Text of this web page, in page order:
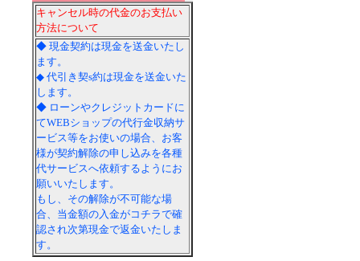
キャンセル時の代金のお支払い
方法について
◆ 現金契約は現金を送金いたし
ます。
◆ 代引き契s約は現金を送金いた
します。
◆ ローンやクレジットカードに
てWEBショップの代行金収納サ
ービス等をお使いの場合、お客
様が契約解除の申し込みを各種
代サービスへ依頼するようにお
願いいたします。
もし、その解除が不可能な場
合、当金額の入金がコチラで確
認され次第現金で返金いたしま
す。